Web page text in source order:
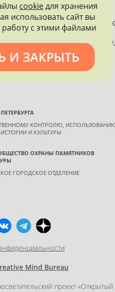
ПРАВИТЕЛЬСТВА
размещенных на
правообладателя и
на источник информации.
КОНТРОЛЮ,
И КУЛЬТУРЫ
ОХРАНЫ ПАМЯТНИКОВ
ГОРОДСКОЕ ОТДЕЛЕНИЕ
Mind Bureau
проект «Открытый
cookieдля хранения
использовать сайт вы
работу с этими файлами
И ЗАКРЫТЬ